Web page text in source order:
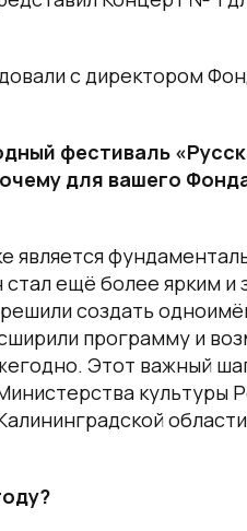
с директором
фестиваль
для вашего
является
ещё более ярким и
создать
программу и
Этот важный
культуры